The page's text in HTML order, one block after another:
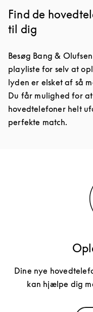
Find de
til dig
Besøg Bang &
playliste for selv at
lyden er elsket af så
Du får mulighed for
hovedtelefoner helt
perfekte match.
Dine nye
kan hjælpe dig